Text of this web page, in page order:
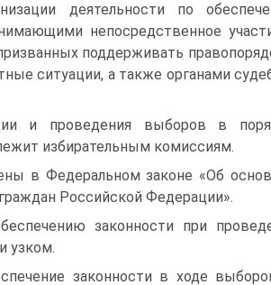
деятельности по
непосредственное
поддерживать
ситуации, а также органами
и проведения выборов в
избирательным комиссиям.
в Федеральном законе «Об
Российской Федерации».
законности при
узком.
законности в ходе